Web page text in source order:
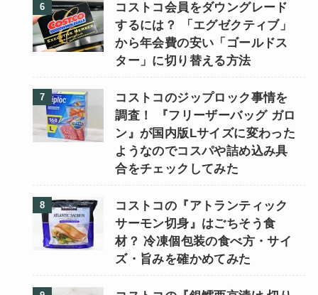
コストコ会員をダウングレード
するには？ 「エグゼクティブ」
から年会費の安い「ゴールドス
ター」に切り替える方法
コストコのジップロック事情を
調査！ 『フリーザーバッグ ガロ
ン』が国内版Lサイズに変わった
ようなのでコスパや詰め込み具
合をチェックしてみた
コストコの『アトランティック
サーモン切身』はごちそう食
材？ 冷凍個包装の食べ方・サイ
ズ・旨みを確かめてみた